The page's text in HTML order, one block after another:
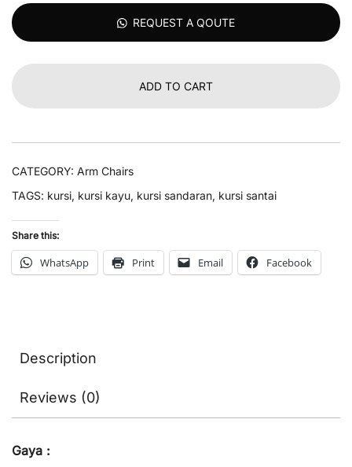
REQUEST A QOUTE
ADD TO CART
CATEGORY: Arm Chairs
TAGS: kursi, kursi kayu, kursi sandaran, kursi santai
Share this:
WhatsApp Print Email Facebook
Description
Reviews (0)
Gaya :